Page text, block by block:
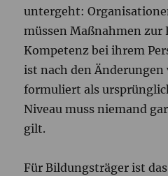
untergeht:
müssen Maßnahmen
Kompetenz bei ihrem
ist nach den
formuliert als
Niveau muss niemand
gilt.
Für Bildungsträger ist